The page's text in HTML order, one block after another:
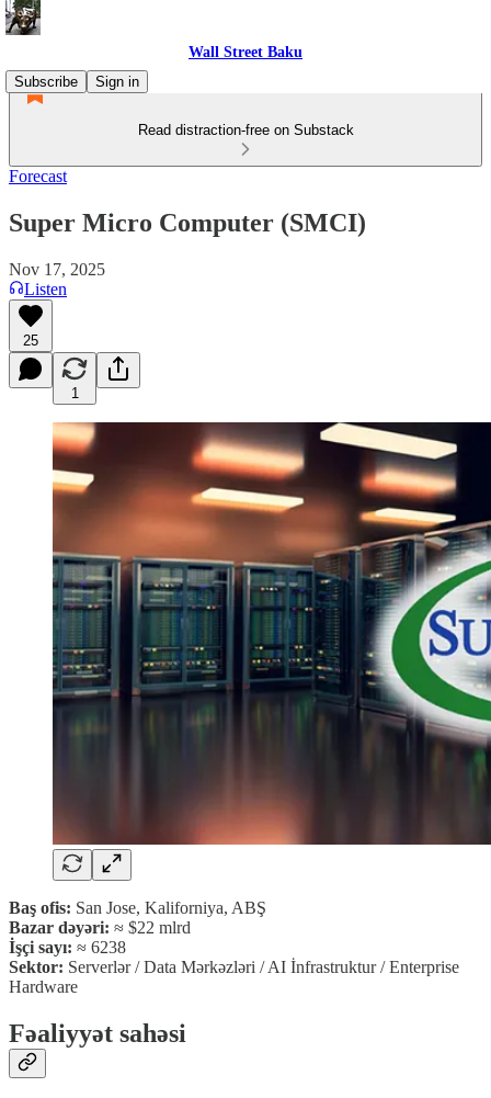
Wall Street Baku
Subscribe
Sign in
Read distraction-free on Substack
Forecast
Super Micro Computer (SMCI)
Nov 17, 2025
Listen
25
1
Baş ofis: San Jose, Kaliforniya, ABŞ
Bazar dəyəri: ≈ $22 mlrd
İşçi sayı: ≈ 6238
Sektor: Serverlər / Data Mərkəzləri / AI İnfrastruktur / Enterprise
Hardware
Fəaliyyət sahəsi